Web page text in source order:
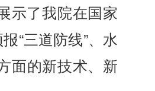
示了我院在国家
“三道防线”、水
面的新技术、新